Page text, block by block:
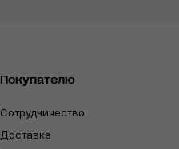
Покупателю
Сотрудничество
Доставка